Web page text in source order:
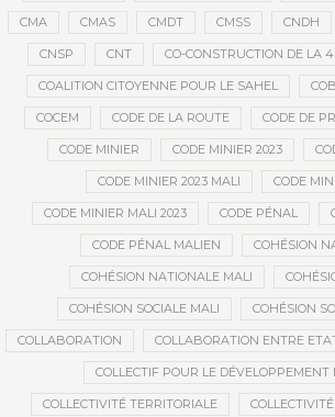
CMA CMAS CMDT CMSS CNDH
CNSP CNT CO-CONSTRUCTION DE LA
COALITION CITOYENNE POUR LE SAHEL
COCEM CODE DE LA ROUTE CODE DE
CODE MINIER CODE MINIER 2023
CODE MINIER 2023 MALI CODE
CODE MINIER MALI 2023 CODE PÉNAL
CODE PÉNAL MALIEN COHÉSION
COHÉSION NATIONALE MALI
COHÉSION SOCIALE MALI COHÉSION
COLLABORATION COLLABORATION ENTRE
COLLECTIF POUR LE DÉVELOPPEMENT
COLLECTIVITÉ TERRITORIALE